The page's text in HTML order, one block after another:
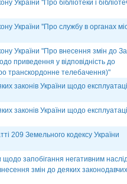
України ''Про бібліотеки і
України ''Про службу в органах
України "Про внесення змін до
приведення у відповідність до
транскордонне телебачення)"
законів України щодо
законів України щодо
209 Земельного кодексу України
запобігання негативним
змін до деяких законодавчих